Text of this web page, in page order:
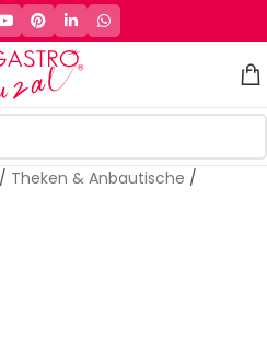
/ Theken & Anbautische /